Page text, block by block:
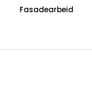
Fasadearbeid